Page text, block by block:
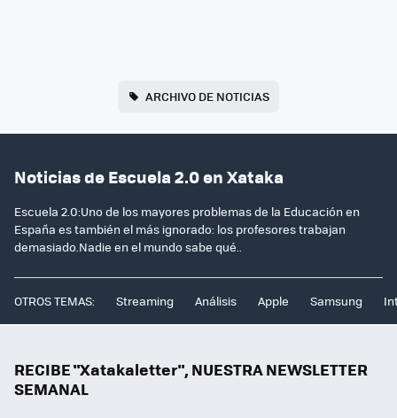
ARCHIVO DE NOTICIAS
Noticias de Escuela 2.0 en Xataka
Escuela 2.0:Uno de los mayores problemas de la Educación en
España es también el más ignorado: los profesores trabajan
demasiado.Nadie en el mundo sabe qué..
OTROS TEMAS: Streaming Análisis Apple Samsung
RECIBE "Xatakaletter", NUESTRA NEWSLETTER
SEMANAL